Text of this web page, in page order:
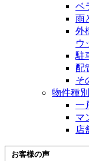
ベ
雨
外
ウ
駐
配
そ
物件種
一
マ
店
お客様の声